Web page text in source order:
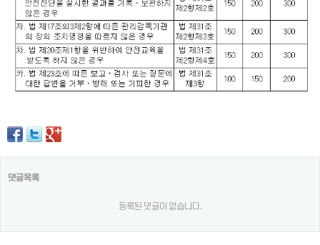
댓글목록
등록된 댓글이 없습니다.